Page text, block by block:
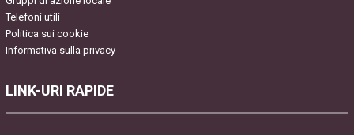
Telefoni utili
Politica sui cookie
Informativa sulla privacy
LINK-URI RAPIDE